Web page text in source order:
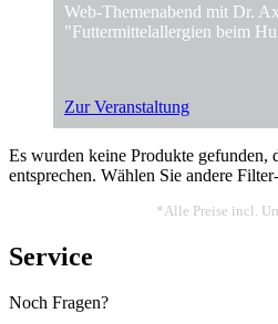
Web-Themenabend mit Dr.
"Futtermittelallergien beim
Zur Veranstaltung
Es wurden keine Produkte gefunden,
entsprechen. Wählen Sie andere
*Alle Preise incl.
Service
Noch Fragen?